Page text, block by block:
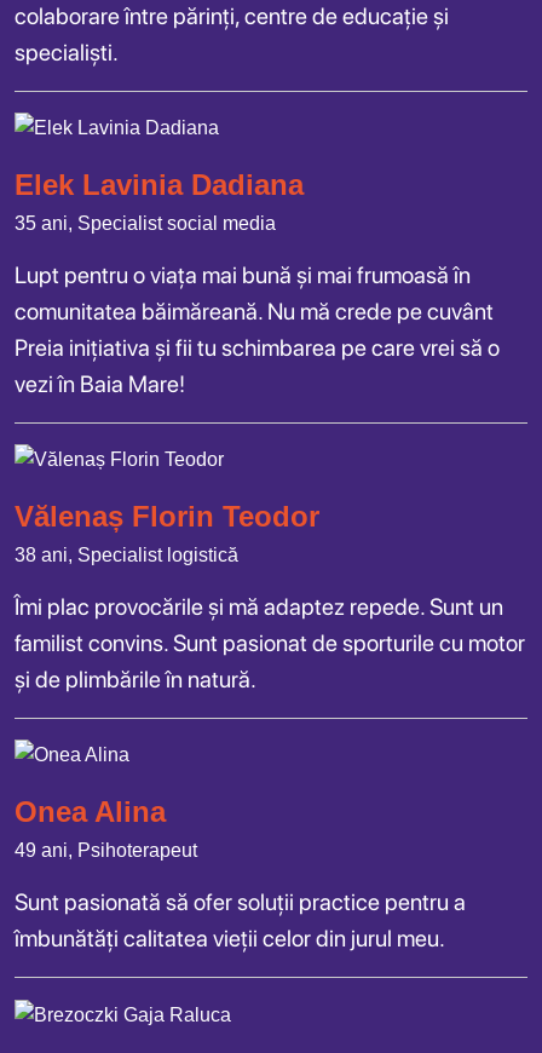
colaborare între părinți, centre de educație și
specialiști.
Elek Lavinia Dadiana
35 ani, Specialist social media
Lupt pentru o viața mai bună și mai frumoasă în
comunitatea băimăreană. Nu mă crede pe cuvânt
Preia inițiativa și fii tu schimbarea pe care vrei să o
vezi în Baia Mare!
Vălenaș Florin Teodor
38 ani, Specialist logistică
Îmi plac provocările și mă adaptez repede. Sunt un
familist convins. Sunt pasionat de sporturile cu motor
și de plimbările în natură.
Onea Alina
49 ani, Psihoterapeut
Sunt pasionată să ofer soluții practice pentru a
îmbunătăți calitatea vieții celor din jurul meu.